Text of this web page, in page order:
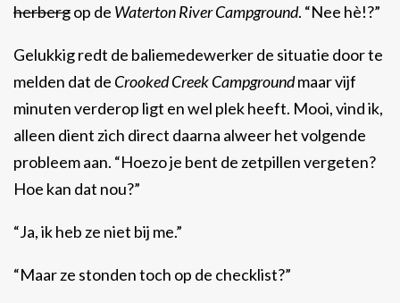
herbergop de Waterton River Campground. “Nee hè!?”
Gelukkig redt de baliemedewerker de situatie door te
melden dat de Crooked Creek Campgroundmaar vijf
minuten verderop ligt en wel plek heeft. Mooi, vind ik,
alleen dient zich direct daarna alweer het volgende
probleem aan. “Hoezo je bent de zetpillen vergeten?
Hoe kan dat nou?”
“Ja, ik heb ze niet bij me.”
“Maar ze stonden toch op de checklist?”